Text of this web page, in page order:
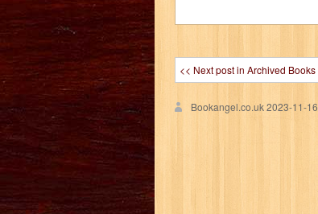
<< Next post in Archived Books
Bookangel.co.uk2023-11-16